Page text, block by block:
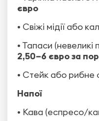
євро
• Свіжі мідії або
• Тапаси (невеликі
2,50–6 євро за
• Стейк або рибне
Напої
• Кава (еспресо/